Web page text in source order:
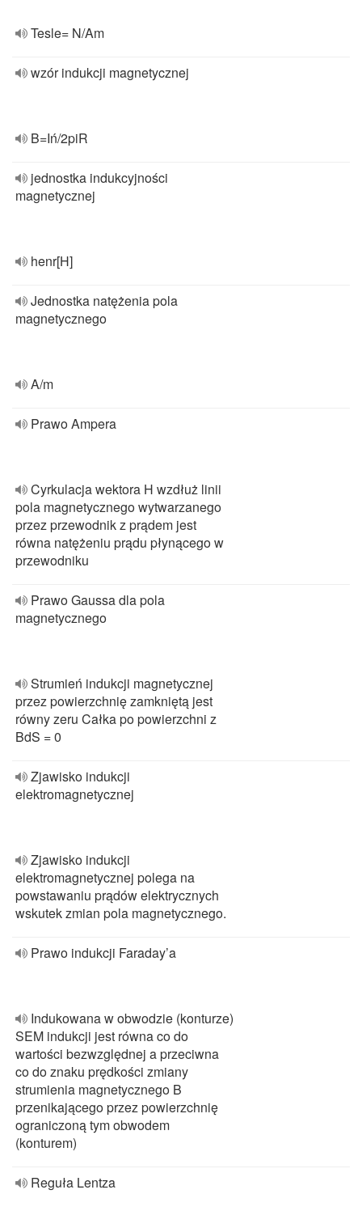
Tesle= N/Am
wzór indukcji magnetycznej
B=Iń/2piR
jednostka indukcyjności
magnetycznej
henr[H]
Jednostka natężenia pola
magnetycznego
A/m
Prawo Ampera
Cyrkulacja wektora H wzdłuż linii
pola magnetycznego wytwarzanego
przez przewodnik z prądem jest
równa natężeniu prądu płynącego w
przewodniku
Prawo Gaussa dla pola
magnetycznego
Strumień indukcji magnetycznej
przez powierzchnię zamkniętą jest
równy zeru Całka po powierzchni z
BdS = 0
Zjawisko indukcji
elektromagnetycznej
Zjawisko indukcji
elektromagnetycznej polega na
powstawaniu prądów elektrycznych
wskutek zmian pola magnetycznego.
Prawo indukcji Faraday’a
Indukowana w obwodzie (konturze)
SEM indukcji jest równa co do
wartości bezwzględnej a przeciwna
co do znaku prędkości zmiany
strumienia magnetycznego B
przenikającego przez powierzchnię
ograniczoną tym obwodem
(konturem)
Reguła Lentza